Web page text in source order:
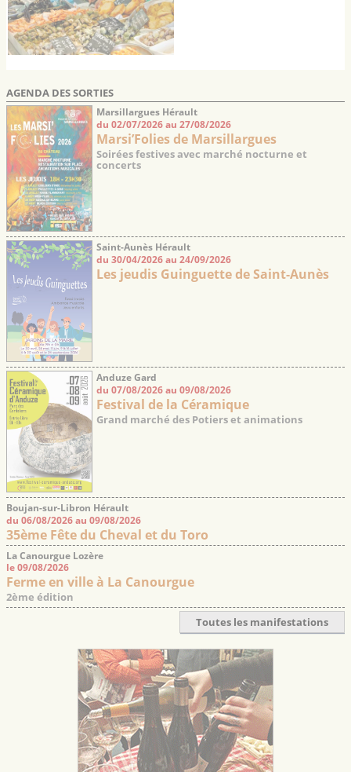
AGENDA DES SORTIES
Marsillargues Hérault
du 02/07/2026 au 27/08/2026
Marsi’Folies de Marsillargues
Soirées festives avec marché nocturne et
concerts
Saint-Aunès Hérault
du 30/04/2026 au 24/09/2026
Les jeudis Guinguette de Saint-Aunès
Anduze Gard
du 07/08/2026 au 09/08/2026
Festival de la Céramique
Grand marché des Potiers et animations
Boujan-sur-Libron Hérault
du 06/08/2026 au 09/08/2026
35ème Fête du Cheval et du Toro
La Canourgue Lozère
le 09/08/2026
Ferme en ville à La Canourgue
2ème édition
Toutes les manifestations